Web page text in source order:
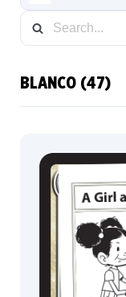
FILTER
NUEVAS
INFO
COLECCIONISTA
COLOR
BLANCO (47)